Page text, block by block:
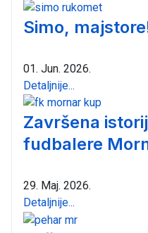
Simo,
01. Jun. 2026.
Detaljnije...
Završena
fudbalere
29. Maj. 2026.
Detaljnije...